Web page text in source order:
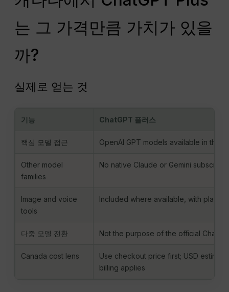
는 그 가격만큼 가치가 있을
까?
실제로 얻는 것
기능 ChatGPT 플러스
핵심 모델 접근 OpenAI GPT models available in the
Other model
families
No native Claude or Gemini
Image and voice
tools
Included where available, with plan
다중 모델 전환 Not the purpose of the official
Canada cost lens
Use checkout price first; USD
billing applies